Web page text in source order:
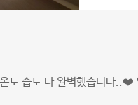
도 습도 다 완벽했습니다..❤️